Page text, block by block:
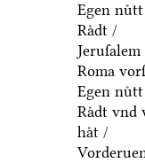
Egen nuͤtt
Raͤdt /
Roma
Egen
Raͤdt vnd
haͤt /